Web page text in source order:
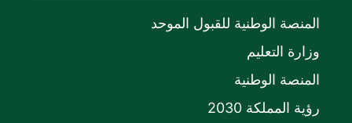
المنصة الوطنية للقبول الموحد
وزارة التعليم
المنصة الوطنية
رؤية المملكة 2030